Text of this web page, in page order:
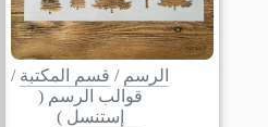
الرسم / قسم المكتبة /
قوالب الرسم (
إستنسل )